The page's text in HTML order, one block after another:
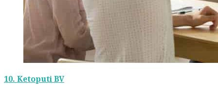
10. Ketoputi BV